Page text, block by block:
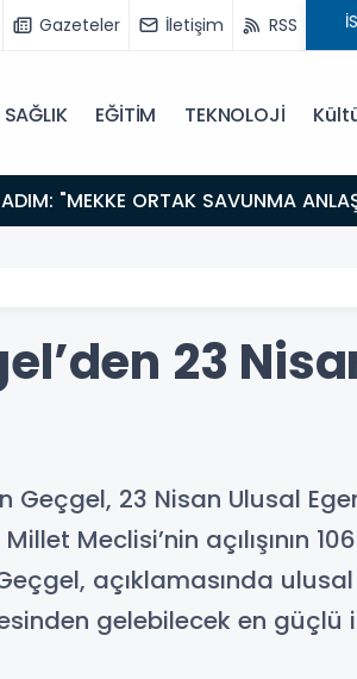
Gazeteler İletişim RSS
SAĞLIK EĞİTİM TEKNOLOJİ
23
Geçgel, 23 Nisan Ulusal
Meclisi’nin açılışının
açıklamasında
gelebilecek en güçlü